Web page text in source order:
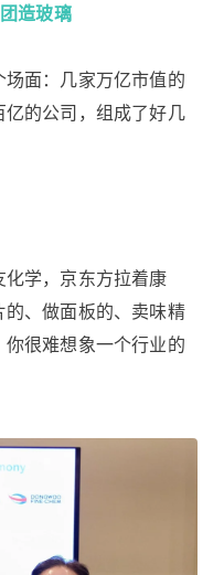
造玻璃
面：几家万亿市值的
的公司，组成了好几
学，京东方拉着康
、做面板的、卖味精
很难想象一个行业的